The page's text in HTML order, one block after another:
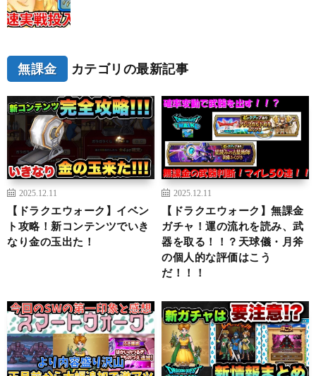
無課金 カテゴリの最新記事
2025.12.11
【ドラクエウォーク】イベン
ト攻略！新コンテンツでいき
なり金の玉出た！
2025.12.11
【ドラクエウォーク】無課金
ガチャ！運の流れを読み、武
器を取る！！？天球儀・月斧
の個人的な評価はこう
だ！！！